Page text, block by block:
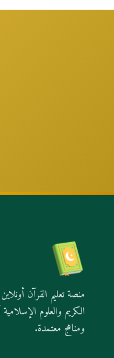
منصة تعليم القرآن
الكريم والعلوم
ومناهج معتمدة.